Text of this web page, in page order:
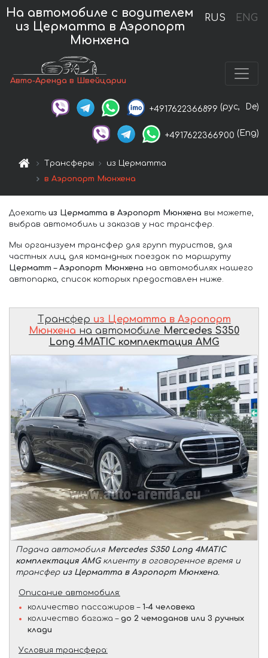
RUS ENG
На автомобиле с водителем
из Церматта в Аэропорт
Мюнхена
Авто-Аренда в Швейцарии
+4917622366899 (рус, De)
+4917622366900 (Eng)
Трансферы
из Церматта
в Аэропорт Мюнхена
Доехать из Церматта в Аэропорт Мюнхена вы можете,
выбрав автомобиль и заказав у нас трансфер.
Мы организуем трансфер для групп туристов, для
частных лиц, для командных поездок по маршруту
Церматт – Аэропорт Мюнхена на автомобилях нашего
автопарка, список которых предоставлен ниже.
Трансфер из Церматта в Аэропорт
Мюнхена на автомобиле Mercedes S350
Long 4MATIC комплектация AMG
Подача автомобиля Mercedes S350 Long 4MATIC
комплектация AMGклиенту в оговоренное время и
трансфер из Церматта в Аэропорт Мюнхена.
Описание автомобиля:
количество пассажиров – 1-4 человека
количество багажа – до 2 чемоданов или 3 ручных
клади
Условия трансфера: